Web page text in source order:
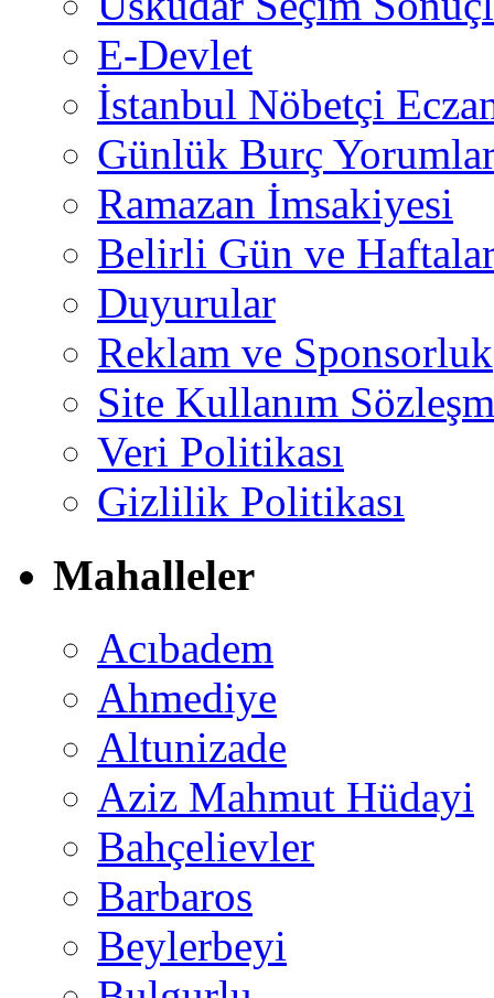
E-Devlet
İstanbul Nöbetçi
Günlük Burç
Ramazan İmsakiyesi
Belirli Gün ve
Duyurular
Reklam ve Sponsorluk
Site Kullanım
Veri Politikası
Gizlilik Politikası
Mahalleler
Acıbadem
Ahmediye
Altunizade
Aziz Mahmut Hüdayi
Bahçelievler
Barbaros
Beylerbeyi